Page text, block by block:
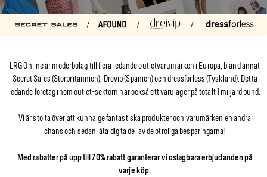
LRG Online är moderbolag till flera ledande outletvarumärken i Europa, bland annat
Secret Sales (Storbritannien), Drevip (Spanien) och dressforless (Tyskland). Detta
ledande företag inom outlet-sektorn har också ett varulager på totalt 1 miljard pund.
Vi är stolta över att kunna ge fantastiska produkter och varumärken en andra
chans och sedan låta dig ta del av de otroliga besparingarna!
Med rabatter på upp till 70% rabatt garanterar vi oslagbara erbjudanden på
varje köp.